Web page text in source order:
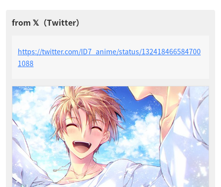
https://twitter.com/ID7_anime/status/132418466584700
1088